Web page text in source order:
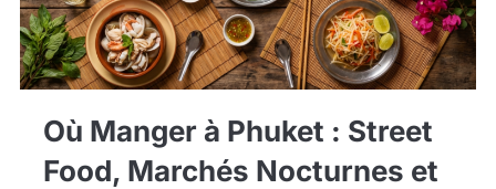
Où Manger à Phuket : Street
Food, Marchés Nocturnes et